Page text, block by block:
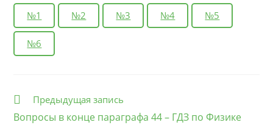
№1 №2 №3 №4 №5
№6
Еще
Предыдущая запись
Вопросы в конце параграфа 44 – ГДЗ по Физике